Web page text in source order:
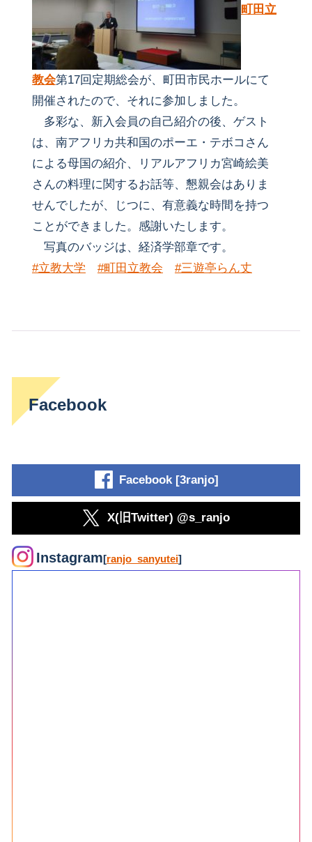
町田立
教会第17回定期総会が、町田市民ホールにて
開催されたので、それに参加しました。
多彩な、新入会員の自己紹介の後、ゲスト
は、南アフリカ共和国のポーエ・テボコさん
による母国の紹介、リアルアフリカ宮崎絵美
さんの料理に関するお話等、懇親会はありま
せんでしたが、じつに、有意義な時間を持つ
ことができました。感謝いたします。
写真のバッジは、経済学部章です。
#立教大学
#町田立教会 #三遊亭らん丈
Facebook
Facebook [3ranjo]
X(旧Twitter) @s_ranjo
Instagram[ranjo_sanyutei]